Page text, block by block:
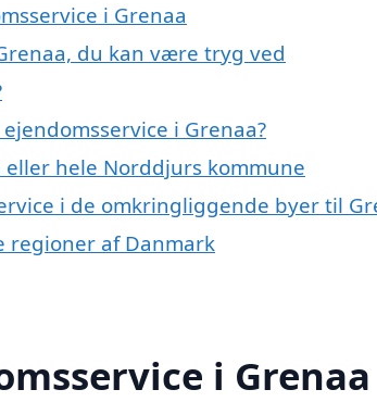
i Grenaa
du kan være tryg ved
i Grenaa?
hele Norddjurs kommune
i de omkringliggende byer til
regioner af Danmark
i Grenaa